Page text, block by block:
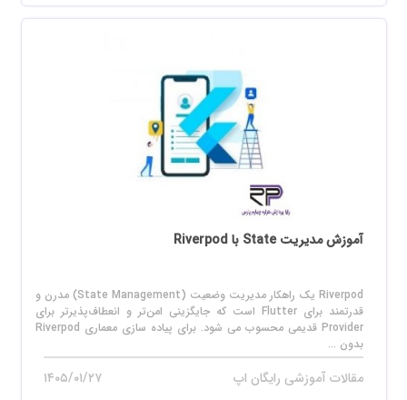
آموزش مدیریت State با Riverpod
Riverpod یک راهکار مدیریت وضعیت (State Management) مدرن و
قدرتمند برای Flutter است که جایگزینی امن‌تر و انعطاف‌پذیرتر برای
Provider قدیمی محسوب می‌ شود. برای پیاده‌ سازی معماری Riverpod
بدون ...
مقالات آموزشی رایگان اپ ۱۴۰۵/۰۱/۲۷